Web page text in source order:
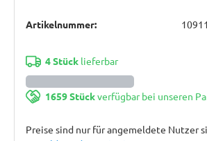
Artikelnummer:
4 Stücklieferbar
1659 Stückverfügbar bei unseren
Preise sind nur für angemeldete Nutzer